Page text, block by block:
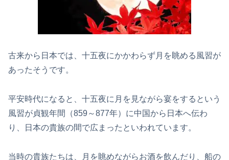
古来から日本では、十五夜にかかわらず月を眺める風習が
あったそうです。
平安時代になると、十五夜に月を見ながら宴をするという
風習が貞観年間（859～877年）に中国から日本へ伝わ
り、日本の貴族の間で広まったといわれています。
当時の貴族たちは、月を眺めながらお酒を飲んだり、船の